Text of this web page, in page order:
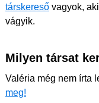
társkereső vagyok,
vágyik.
Milyen társat
Valéria még nem írta
meg!